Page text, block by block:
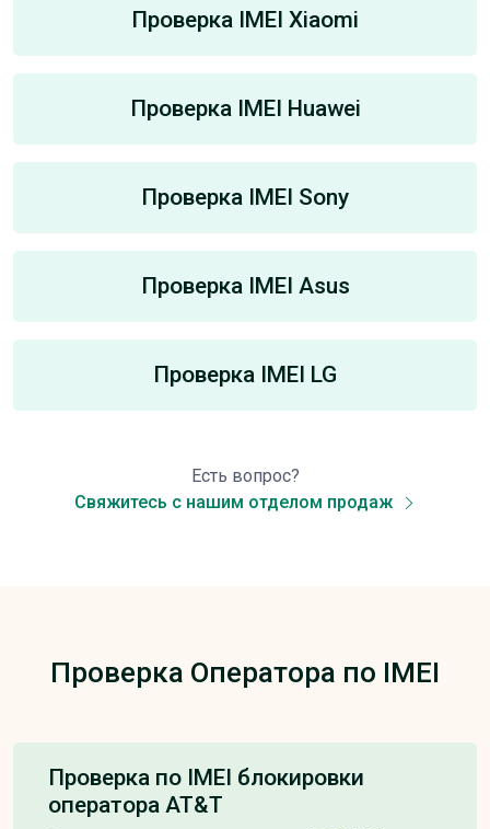
Проверка IMEI Xiaomi
Проверка IMEI Huawei
Проверка IMEI Sony
Проверка IMEI Asus
Проверка IMEI LG
Есть вопрос?
Свяжитесь с нашим отделом продаж
Проверка Оператора по IMEI
Проверка по IMEI блокировки
оператора AT&T